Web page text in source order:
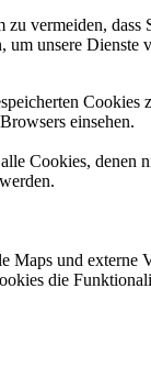
vermeiden,
unsere
einsehen.
Cookies,
und
die